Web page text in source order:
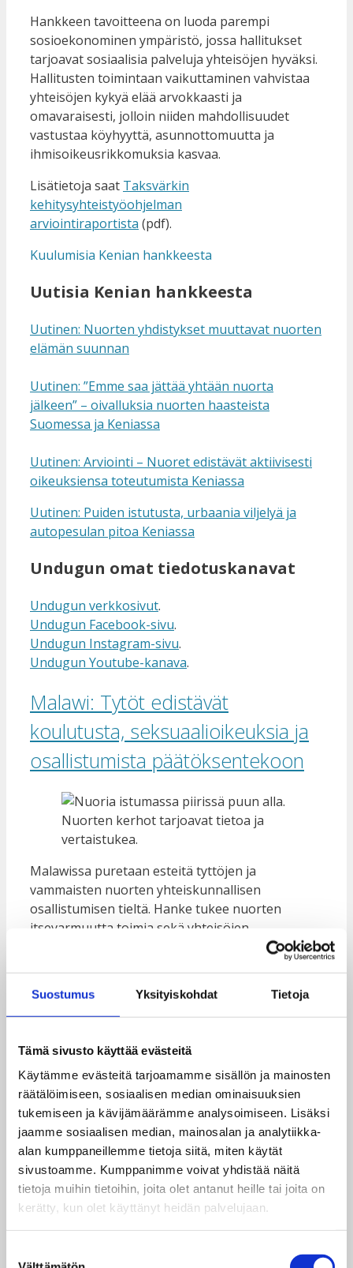
Suostumus Yksityiskohdat Tietoja
Tämä sivusto käyttää evästeitä
Käytämme evästeitä tarjoamamme sisällön ja mainosten
räätälöimiseen, sosiaalisen median ominaisuuksien
tukemiseen ja kävijämäärämme analysoimiseen. Lisäksi
jaamme sosiaalisen median, mainosalan ja analytiikka-
alan kumppaneillemme tietoja siitä, miten käytät
sivustoamme. Kumppanimme voivat yhdistää näitä
tietoja muihin tietoihin, joita olet antanut heille tai joita on
kerätty, kun olet käyttänyt heidän palvelujaan.
Hankkeen tavoitteena on luoda parempi
sosioekonominen ympäristö, jossa hallitukset
tarjoavat sosiaalisia palveluja yhteisöjen hyväksi.
Hallitusten toimintaan vaikuttaminen vahvistaa
yhteisöjen kykyä elää arvokkaasti ja
omavaraisesti, jolloin niiden mahdollisuudet
vastustaa köyhyyttä, asunnottomuutta ja
ihmisoikeusrikkomuksia kasvaa.
Lisätietoja saat Taksvärkin
kehitysyhteistyöohjelman
arviointiraportista (pdf).
Kuulumisia Kenian hankkeesta
Uutisia Kenian hankkeesta
Uutinen: Nuorten yhdistykset muuttavat nuorten
elämän suunnan
Uutinen: ”Emme saa jättää yhtään nuorta
jälkeen” – oivalluksia nuorten haasteista
Suomessa ja Keniassa
Uutinen: Arviointi – Nuoret edistävät aktiivisesti
oikeuksiensa toteutumista Keniassa
Uutinen: Puiden istutusta, urbaania viljelyä ja
autopesulan pitoa Keniassa
Undugun omat tiedotuskanavat
Undugun verkkosivut.
Undugun Facebook-sivu.
Undugun Instagram-sivu.
Undugun Youtube-kanava.
Malawi: Tytöt edistävät
koulutusta, seksuaalioikeuksia ja
osallistumista päätöksentekoon
Nuorten kerhot tarjoavat tietoa ja
vertaistukea.
Malawissa puretaan esteitä tyttöjen ja
vammaisten nuorten yhteiskunnallisen
osallistumisen tieltä. Hanke tukee nuorten
itsevarmuutta toimia sekä yhteisöjen
Hanketta toteuttava Centre for Youth
Empowerment and Civic Education,CYECE
verkostoitunut nuorten osallisuuden,
seksuaalioikeuksien ja yhteisölähtöisen
kehityksen asiantuntijajärjestö.
Lue lisää Malawin hankkeesta
Taustaa
Eteläisessä Afrikassa sijaitsevassa Malawissa
etenkin nuorten tyttöjen yhteiskunnalliset
osallistumismahdollisuudet ovat matalat.